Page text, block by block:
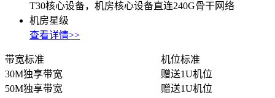
深圳横岗电信机房
FIL/CHIA/BZZ首选机房
国家B+级机房
广州天河信息港机房
T30核心设备，机房核心设备直连240G骨干网络
机房星级
查看详情>>
带宽标准
机位标准
30M独享带宽
赠送1U机位
50M独享带宽
赠送1U机位